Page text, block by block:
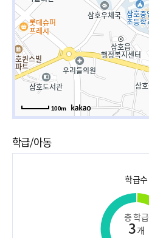
100m
학급/아동
학급수
총 학급
3개